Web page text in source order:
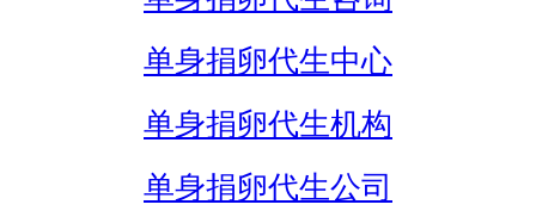
单身捐卵代生中心
单身捐卵代生机构
单身捐卵代生公司